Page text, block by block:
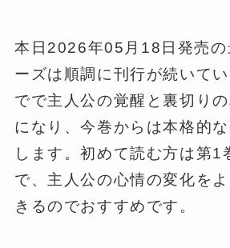
本日2026年05月18日発売の
ーズは順調に刊行が続いて
でで主人公の覚醒と裏切り
になり、今巻からは本格的
します。初めて読む方は第1
で、主人公の心情の変化を
きるのでおすすめです。